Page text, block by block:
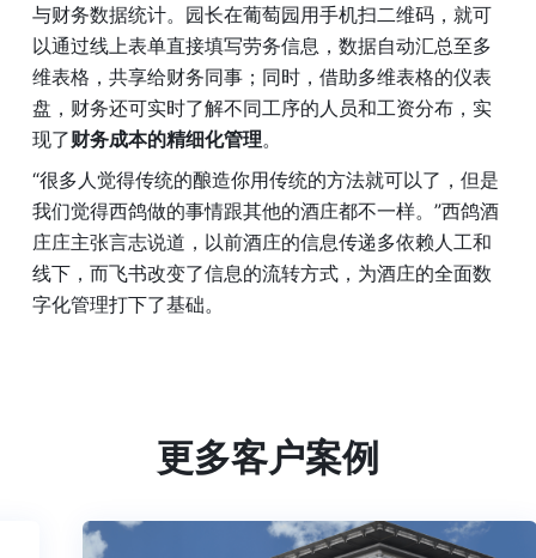
与财务数据统计。园长在葡萄园用手机扫二维码，就可
以通过线上表单直接填写劳务信息，数据自动汇总至多
维表格，共享给财务同事；同时，借助多维表格的仪表
盘，财务还可实时了解不同工序的人员和工资分布，实
现了财务成本的精细化管理。
“很多人觉得传统的酿造你用传统的方法就可以了，但是
我们觉得西鸽做的事情跟其他的酒庄都不一样。”西鸽酒
庄庄主张言志说道，以前酒庄的信息传递多依赖人工和
线下，而飞书改变了信息的流转方式，为酒庄的全面数
字化管理打下了基础。
更多客户案例